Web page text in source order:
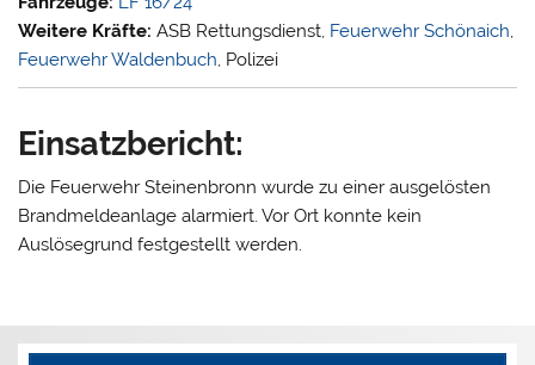
Weitere Kräfte: ASB Rettungsdienst, Feuerwehr Schönaich,
Feuerwehr Waldenbuch, Polizei
Einsatzbericht:
Die Feuerwehr Steinenbronn wurde zu einer ausgelösten
Brandmeldeanlage alarmiert. Vor Ort konnte kein
Auslösegrund festgestellt werden.